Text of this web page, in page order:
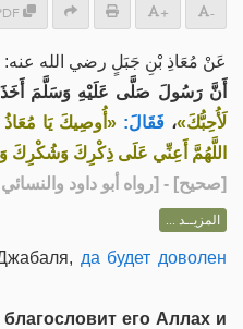
+ -
عَنْ مُعَاذِ بْنِ جَبَلٍ رضي الله عنه:
أَنَّ رَسُولَ صَلَّى عَلَيْهِ وَسَلَّمَ أَخَذَ
لَأُحِبُّكَ»، فَقَالَ: «أُوصِيكَ يَا
اللَّهُمَّ أَعِنِّي عَلَى ذِكْرِكَ وَشُكْرِكَ
[صحيح] - [رواه أبو داود والنسائي
المزيــد ...
да будет доволен
его Аллах и